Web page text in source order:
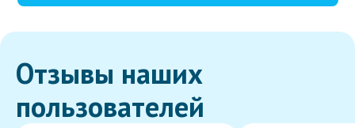
Отзывы наших
пользователей